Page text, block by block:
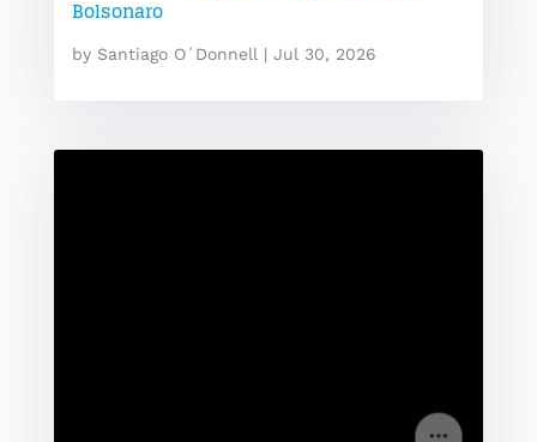
Bolsonaro
by Santiago O´Donnell | Jul 30, 2026